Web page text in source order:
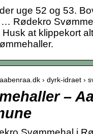
uge 52 og 53.
… Rødekro
at klippekort
› dyrk-idraet ›
–